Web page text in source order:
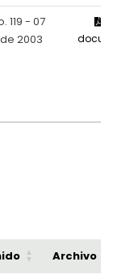
119 - 07
2003
Archivo